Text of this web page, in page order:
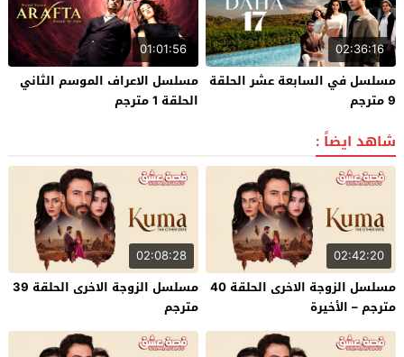
02:36:16
مسلسل في السابعة عشر الحلقة
9 مترجم
01:01:56
مسلسل الاعراف الموسم الثاني
الحلقة 1 مترجم
شاهد ايضاً :
02:42:20
مسلسل الزوجة الاخرى الحلقة 40
مترجم – الأخيرة
02:08:28
مسلسل الزوجة الاخرى الحلقة 39
مترجم